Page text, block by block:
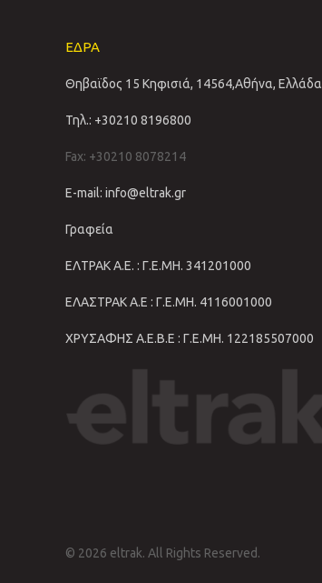
ΕΔΡΑ
Θηβαϊδος 15 Κηφισιά, 14564,Αθήνα, Ελλάδα
Τηλ.: +30210 8196800
Fax: +30210 8078214
E-mail: info@eltrak.gr
Γραφεία
ΕΛΤΡΑΚ Α.Ε. : Γ.Ε.ΜΗ. 341201000
ΕΛΑΣΤΡΑΚ Α.Ε : Γ.Ε.ΜΗ. 4116001000
ΧΡΥΣΑΦΗΣ Α.Ε.Β.Ε : Γ.Ε.ΜΗ. 122185507000
© 2026 eltrak. All Rights Reserved.